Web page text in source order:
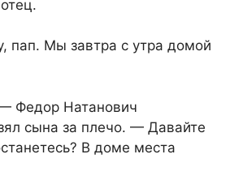
пап. Мы завтра с утра домой
Федор Натанович
сына за плечо. — Давайте
В доме места